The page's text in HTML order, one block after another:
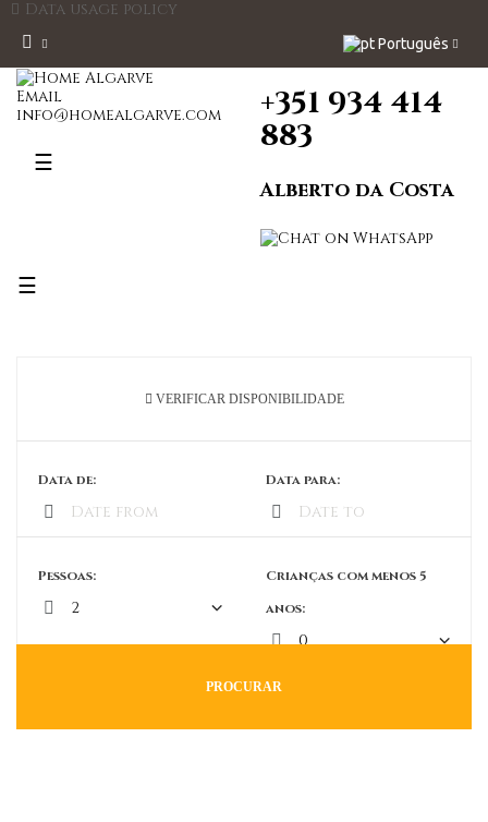
Data usage policy
Português
Email
info@homealgarve.com
Toggle
☰
+351 934 414
883
Alberto da Costa
Toggle
☰
VERIFICAR DISPONIBILIDADE
Data de: Data para:
Pessoas:
Crianças com menos 5
anos:
PROCURAR